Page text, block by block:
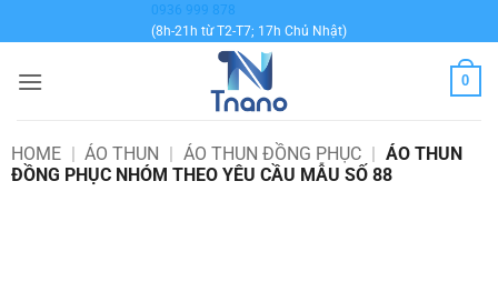
qua
dung
0936 999 878
(8h-21h từ T2-T7; 17h Chủ Nhật)
0
HOME | ÁO THUN | ÁO THUN ĐỒNG PHỤC | ÁO THUN
ĐỒNG PHỤC NHÓM THEO YÊU CẦU MẪU SỐ 88